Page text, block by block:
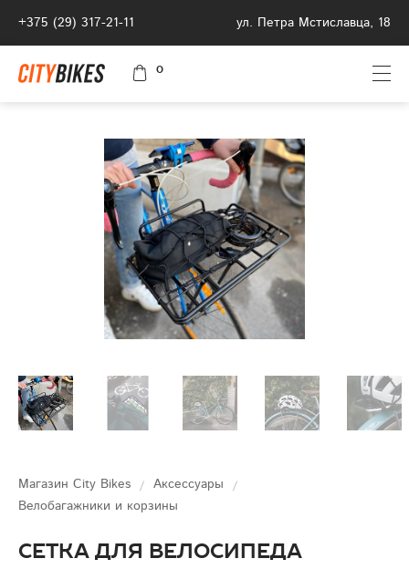
+375 (29) 317-21-11 ул. Петра Мстиславца, 18
0
Магазин City Bikes
Аксессуары
Велобагажники и корзины
Сетка для велосипеда